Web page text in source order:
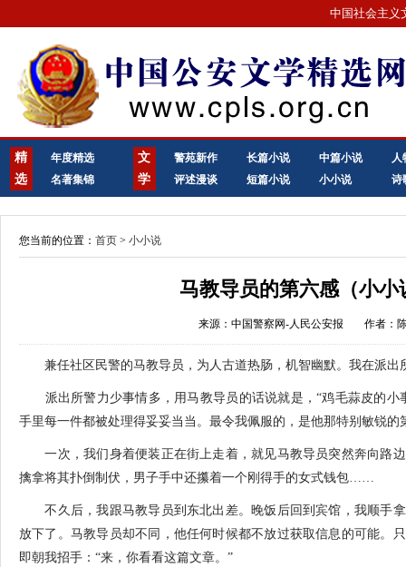
中国社会主义
精
选
年度精选
名著集锦
文
学
警苑新作 长篇小说 中篇小说
人
评述漫谈
短篇小说 小小说 诗
您当前的位置： 首页 > 小小说
马教导员的第六感（小小
来源：中国警察网-人民公安报 作者：
兼任社区民警的马教导员，为人古道热肠，机智幽默。我在派出
派出所警力少事情多，用马教导员的话说就是，“鸡毛蒜皮的小
手里每一件都被处理得妥妥当当。最令我佩服的，是他那特别敏锐的
一次，我们身着便装正在街上走着，就见马教导员突然奔向路边
擒拿将其扑倒制伏，男子手中还攥着一个刚得手的女式钱包……
不久后，我跟马教导员到东北出差。晚饭后回到宾馆，我顺手拿
放下了。马教导员却不同，他任何时候都不放过获取信息的可能。
即朝我招手：“来，你看看这篇文章。”